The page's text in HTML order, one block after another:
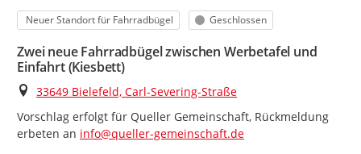
Kategorie
Neuer Standort für Fahrradbügel Status
Geschlossen
Zwei neue Fahrradbügel zwischen Werbetafel und
Einfahrt (Kiesbett)
Ort
33649 Bielefeld, Carl-Severing-Straße
Vorschlag erfolgt für Queller Gemeinschaft, Rückmeldung
erbeten an info@queller-gemeinschaft.de